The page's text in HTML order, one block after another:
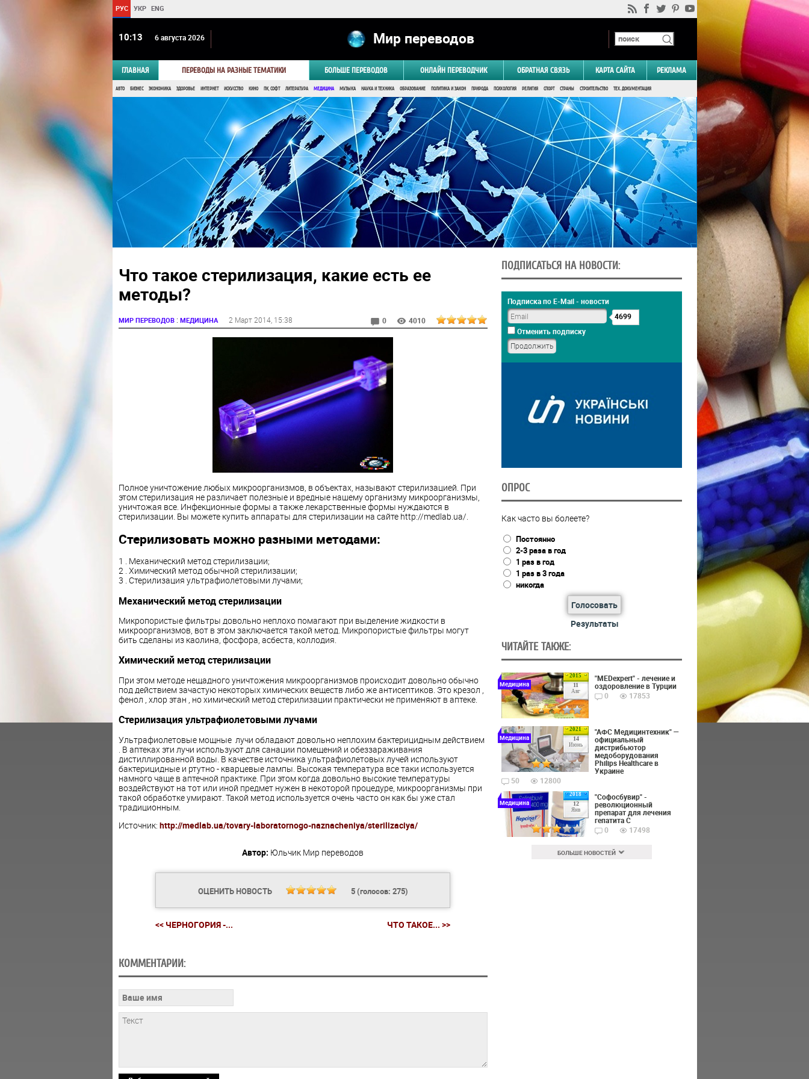
РУС УКР ENG
10:13 6 августа 2026 Мир переводов
ГЛАВНАЯ ПЕРЕВОДЫ НА РАЗНЫЕ ТЕМАТИКИ БОЛЬШЕ ПЕРЕВОДОВ ОНЛАЙН ПЕРЕВОДЧИК ОБРАТНАЯ СВЯЗЬ КАРТА САЙТА РЕКЛАМА
АВТО БИЗНЕС ЭКОНОМИКА ЗДОРОВЬЕ ИНТЕРНЕТ ИСКУССТВО КИНО ПК, СОФТ ЛИТЕРАТУРА МЕДИЦИНА МУЗЫКА НАУКА И ТЕХНИКА ОБРАЗОВАНИЕ ПОЛИТИКА И ЗАКОН ПРИРОДА ПСИХОЛОГИЯ РЕЛИГИЯ СПОРТ СТРАНЫ СТРОИТЕЛЬСТВО ТЕХ. ДОКУМЕНТАЦИЯ
Что такое стерилизация, какие есть ее
методы?
МИР ПЕРЕВОДОВ: МЕДИЦИНА 2 Март 2014, 15:38 0 4010
Полное уничтожение любых микроорганизмов, в объектах, называют стерилизацией. При
этом стерилизация не различает полезные и вредные нашему организму микроорганизмы,
уничтожая все. Инфекционные формы а также лекарственные формы нуждаются в
стерилизации. Вы можете купить аппараты для стерилизации на сайте http://medlab.ua/.
Стерилизовать можно разными методами:
1 . Механический метод стерилизации;
2 . Химический метод обычной стерилизации;
3 . Стерилизация ультрафиолетовыми лучами;
Механический метод стерилизации
Микропористые фильтры довольно неплохо помагают при выделение жидкости в
микроорганизмов, вот в этом заключается такой метод. Микропористые фильтры могут
бить сделаны из каолина, фосфора, асбеста, коллодия.
Химический метод стерилизации
При этом методе нещадного уничтожения микроорганизмов происходит довольно обычно
под действием зачастую некоторых химических веществ либо же антисептиков. Это крезол ,
фенол , хлор этан , но химический метод стерилизации практически не применяют в аптеке.
Стерилизация ультрафиолетовыми лучами
Ультрафиолетовые мощные лучи обладают довольно неплохим бактерицидным действием
. В аптеках эти лучи используют для санации помещений и обеззараживания
дистиллированной воды. В качестве источника ультрафиолетовых лучей используют
бактерицидные и ртутно - кварцевые лампы. Высокая температура все таки используется
намного чаще в аптечной практике. При этом когда довольно высокие температуры
воздействуют на тот или иной предмет нужен в некоторой процедуре, микроорганизмы при
такой обработке умирают. Такой метод используется очень часто он как бы уже стал
традиционным.
Источник: http://medlab.ua/tovary-laboratornogo-naznacheniya/sterilizaciya/
Автор: Юльчик Мир переводов
ОЦЕНИТЬ НОВОСТЬ 5(голосов: 275)
<< ЧЕРНОГОРИЯ -... ЧТО ТАКОЕ... >>
КОММЕНТАРИИ:
ПОДПИСАТЬСЯ НА НОВОСТИ:
Подписка по E-Mail - новости
4699
Отменить подписку
ОПРОС
Как часто вы болеете?
Постоянно
2-3 раза в год
1 раз в год
1 раз в 3 года
никогда
Голосовать
Результаты
ЧИТАЙТЕ ТАКЖЕ:
2015
11
Авг
Медицина
"MEDexpert" - лечение и
оздоровление в Турции
0
17853
2021
14
Июнь
Медицина
"АФС Медицинтехник" —
официальный
дистрибьютор
медоборудования
Philips Healthcare в
Украине
50
12800
2018
12
Янв
Медицина
"Софосбувир" -
революционный
препарат для лечения
гепатита С
0
17498
БОЛЬШЕ НОВОСТЕЙ